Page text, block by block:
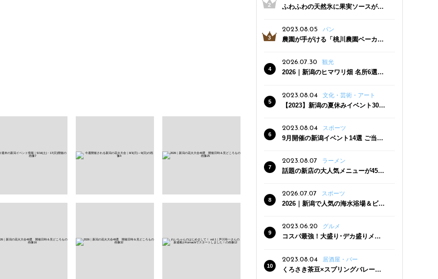
ふわふわの天然氷に果実ソースがた
三条駅近くにオープン
2023.08.05 パン
農園が手がける「桃川農園ベーカリ
った焼きたてパンのほか、ジェラー
トやスムージーも
2026.07.30 観光
2026｜新潟のヒマワリ畑 名所6選
2023.08.04
文化・芸術・アート
【2023】新潟の夏休みイベント30
2023.08.04
スポーツ
9月開催の新潟イベント14選 ご当地
2023.08.07 ラーメン
話題の新店の大人気メニューが450
クーポン登場
2026.07.07 スポーツ
2026｜新潟で人気の海水浴場＆ビー
2023.06.20
グルメ
コスパ最強！大盛り･デカ盛りメニ
2023.08.04
居酒屋・バー
くろさき茶豆×スプリングバレー豊